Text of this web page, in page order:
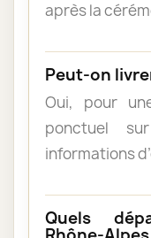
après la
Peut-on
Oui, pour
ponctuel
informations
Quels